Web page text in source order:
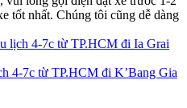
tốt nhất. Chúng tôi cũng dễ dàng
lịch 4-7c từ TP.HCM đi Ia Grai
4-7c từ TP.HCM đi K’Bang Gia